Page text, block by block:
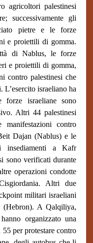
agricoltori palestinesi
successivamente gli
pietre e le forze
e proiettili di gomma.
di Nablus, le forze
e proiettili di gomma,
contro palestinesi che
israeliano ha
forze israeliane sono
Altri 44 palestinesi
contro
Dajan (Nablus) e le
insediamenti a Kafr
sono verificati durante
operazioni condotte
Altri due
militari israeliani
A Qalqiliya,
organizzato una
per protestare contro